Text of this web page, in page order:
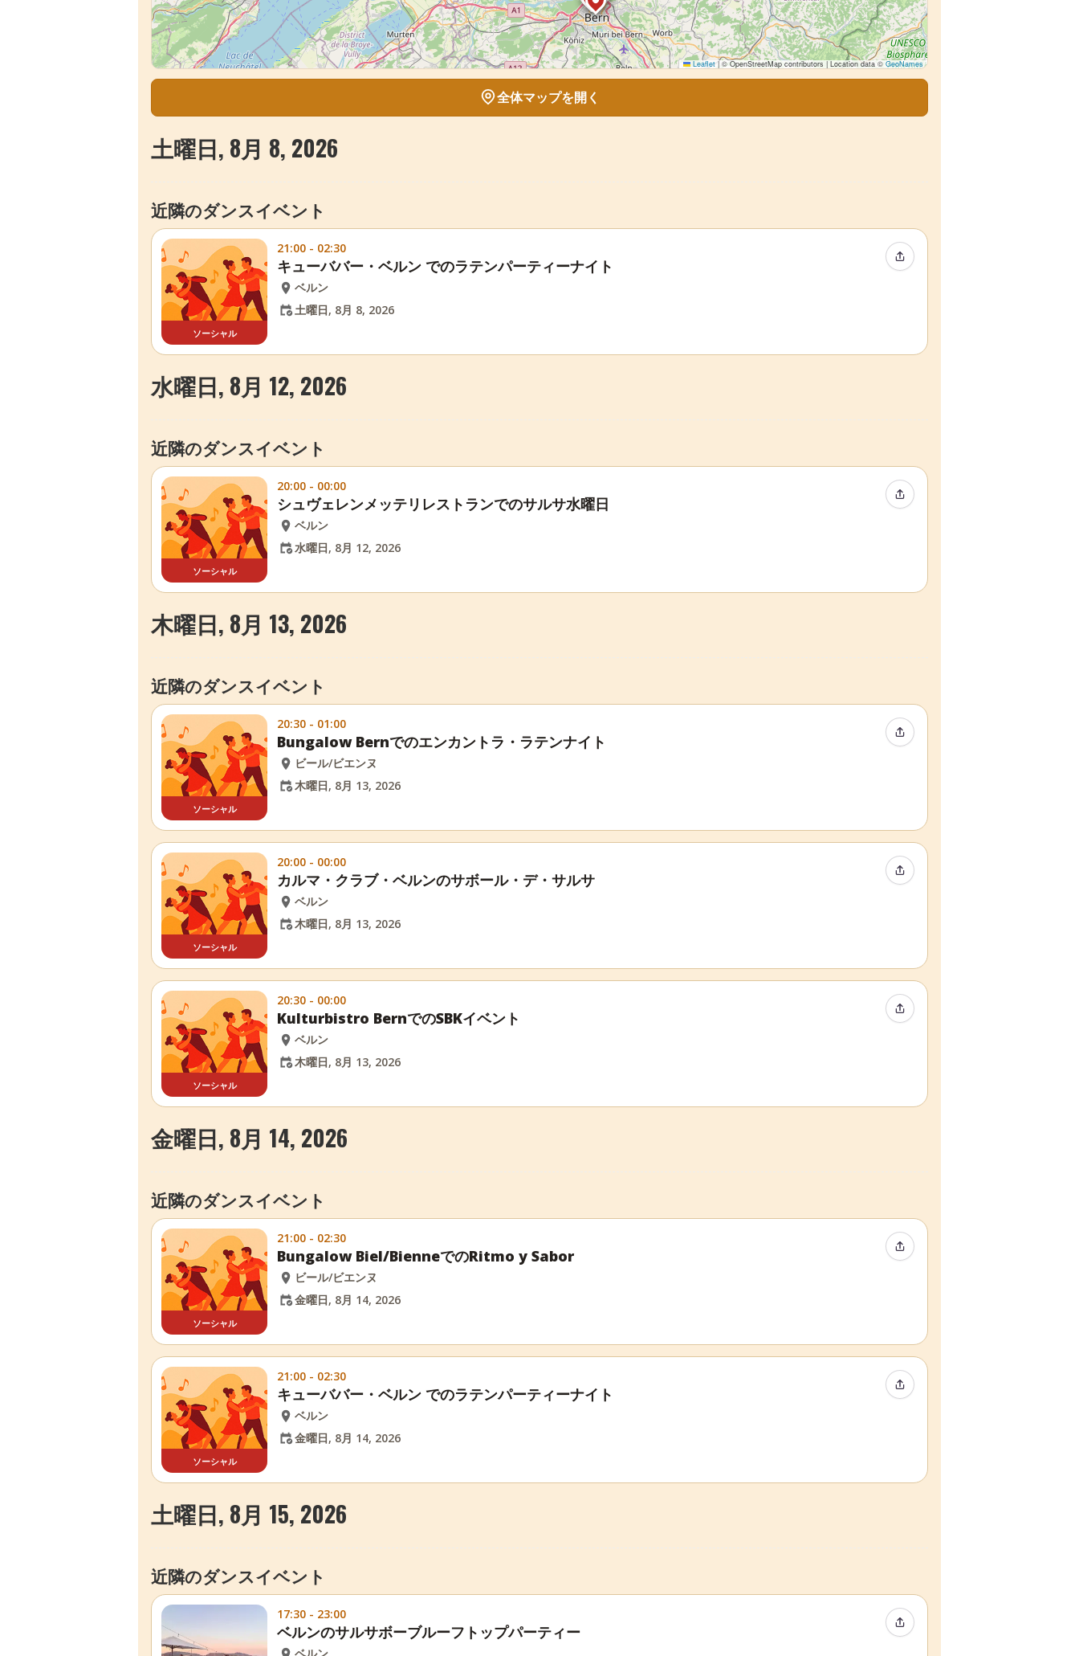
Leaflet |© OpenStreetMap contributors | Location data ©GeoNames
全体マップを開く
土曜日, 8月 8, 2026
近隣のダンスイベント
ソーシャル
21:00 - 02:30
キューババー・ベルン でのラテンパーティーナイト
ベルン
土曜日, 8月 8, 2026
イベントをシェア
水曜日, 8月 12, 2026
近隣のダンスイベント
ソーシャル
20:00 - 00:00
シュヴェレンメッテリレストランでのサルサ水曜日
ベルン
水曜日, 8月 12, 2026
イベントをシェア
木曜日, 8月 13, 2026
近隣のダンスイベント
ソーシャル
20:30 - 01:00
Bungalow Bernでのエンカントラ・ラテンナイト
ビール/ビエンヌ
木曜日, 8月 13, 2026
イベントをシェア
ソーシャル
20:00 - 00:00
カルマ・クラブ・ベルンのサボール・デ・サルサ
ベルン
木曜日, 8月 13, 2026
イベントをシェア
ソーシャル
20:30 - 00:00
Kulturbistro BernでのSBKイベント
ベルン
木曜日, 8月 13, 2026
イベントをシェア
金曜日, 8月 14, 2026
近隣のダンスイベント
ソーシャル
21:00 - 02:30
Bungalow Biel/BienneでのRitmo y Sabor
ビール/ビエンヌ
金曜日, 8月 14, 2026
イベントをシェア
ソーシャル
21:00 - 02:30
キューババー・ベルン でのラテンパーティーナイト
ベルン
金曜日, 8月 14, 2026
イベントをシェア
土曜日, 8月 15, 2026
近隣のダンスイベント
17:30 - 23:00
ベルンのサルサボーブルーフトップパーティー イベントをシェア